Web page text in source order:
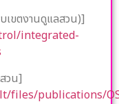
เขตงานดูแลสวน)]
integrated-
วน]
files/publications/